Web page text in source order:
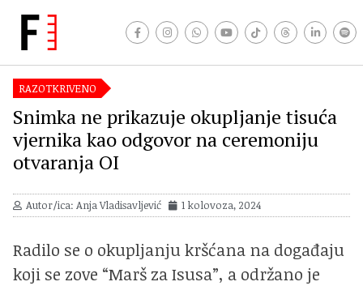
RAZOTKRIVENO
Snimka ne prikazuje okupljanje tisuća
vjernika kao odgovor na ceremoniju
otvaranja OI
Autor/ica: Anja Vladisavljević 1 kolovoza, 2024
Radilo se o okupljanju kršćana na događaju
koji se zove “Marš za Isusa”, a održano je